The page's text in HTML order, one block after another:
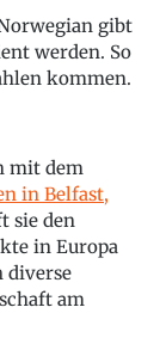
gibt
werden. So
kommen.
mit dem
in Belfast,
sie den
in Europa
diverse
am